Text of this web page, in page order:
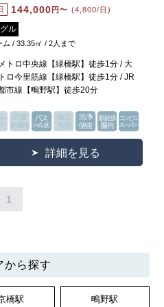
144,000 円〜 (4,800/日)
ル
ム / 33.35㎡ / 2人まで
トロ中央線【緑橋駅】徒歩1分 / 大
ロ今里筋線【緑橋駅】徒歩1分 / JR
市線【鴫野駅】徒歩20分
詳細を見る
1
から探す
橋駅 鴫野駅